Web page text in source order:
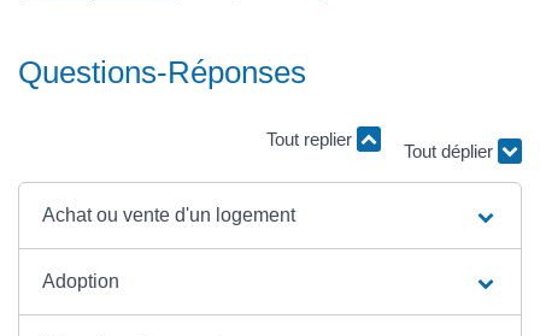
Questions-Réponses
Tout replier Tout déplier
Achat ou vente d'un logement
Adoption